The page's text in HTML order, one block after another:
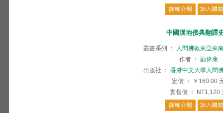
中國漢地佛典翻譯
叢書系列 ：
人間佛教東亞東
作者 ： 顧偉康
出版社
： 香港中文大學人間
定價 ： ￥160.00
實售價 ： NT1,120